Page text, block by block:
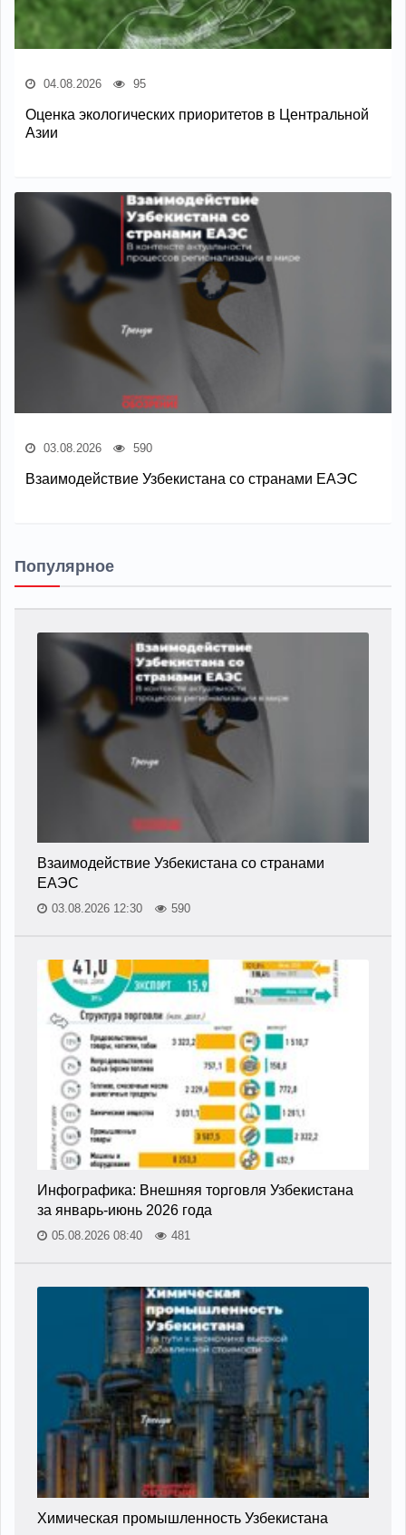
04.08.2026 95
Оценка экологических приоритетов в Центральной
Азии
03.08.2026 590
Взаимодействие Узбекистана со странами ЕАЭС
Популярное
Взаимодействие Узбекистана со странами
ЕАЭС
03.08.2026 12:30 590
Инфографика: Внешняя торговля Узбекистана
за январь-июнь 2026 года
05.08.2026 08:40 481
Химическая промышленность Узбекистана